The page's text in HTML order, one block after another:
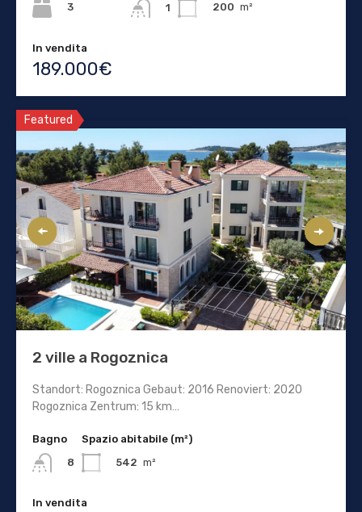
3
1
200 m²
In vendita
189.000€
Featured
2 ville a Rogoznica
Standort: Rogoznica Gebaut: 2016 Renoviert: 2020
Rogoznica Zentrum: 15 km…
Bagno
8
Spazio abitabile (m²)
542 m²
In vendita